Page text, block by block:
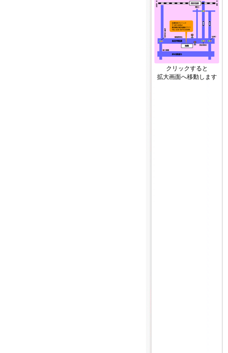
クリックすると
拡大画面へ移動します